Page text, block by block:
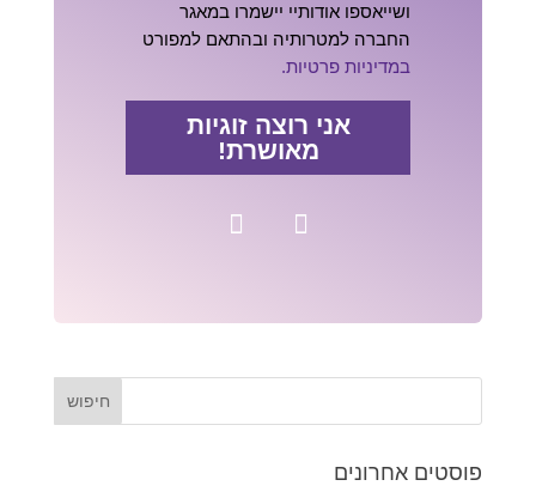
ושייאספו אודותיי יישמרו במאגר
החברה למטרותיה ובהתאם למפורט
במדיניות פרטיות.
אני רוצה זוגיות
מאושרת!
פוסטים אחרונים